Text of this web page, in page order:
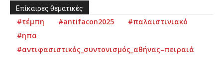
Επίκαιρες θεματικές
#τέμπη #antifacon2025
#παλαιστινιακό
#ηπα
#αντιφασιστικός_συντονισμός_αθήνας–πειραιά